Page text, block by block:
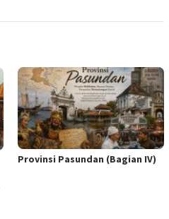
Provinsi Pasundan (Bagian IV)